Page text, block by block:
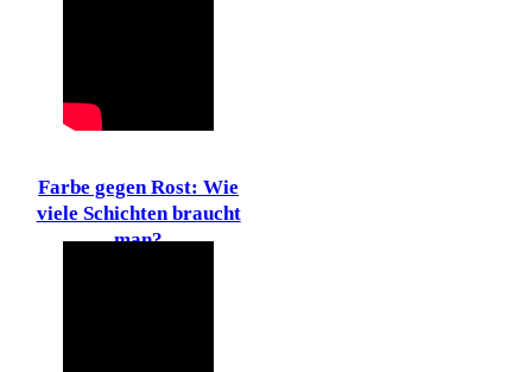
Farbe gegen Rost: Wie
viele Schichten braucht
man?